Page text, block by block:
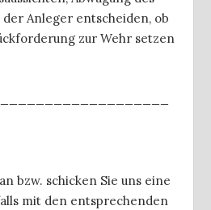
Anleger entscheiden, ob
zur Wehr setzen
bzw. schicken Sie uns eine
mit den entsprechenden